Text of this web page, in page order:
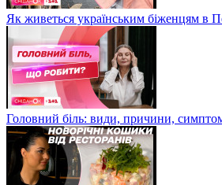
Як живеться українським біженцям в
Головний біль: види, причини,